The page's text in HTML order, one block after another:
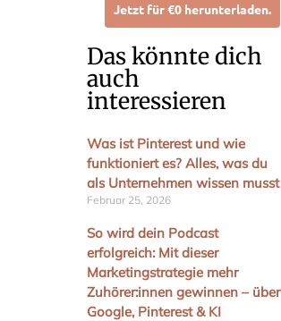
Jetzt für €0 herunterladen.
Das könnte dich
auch
interessieren
Was ist Pinterest und wie
funktioniert es? Alles, was du
als Unternehmen wissen musst
Februar 25, 2026
So wird dein Podcast
erfolgreich: Mit dieser
Marketingstrategie mehr
Zuhörer:innen gewinnen – über
Google, Pinterest & KI